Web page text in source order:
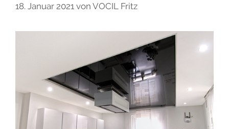
18. Januar 2021 von VOCIL Fritz